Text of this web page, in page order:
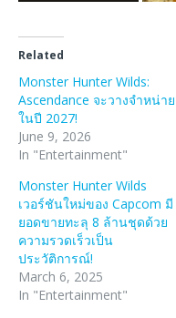
Related
Monster Hunter Wilds:
Ascendance จะวางจำหน่าย
ในปี 2027!
June 9, 2026
In "Entertainment"
Monster Hunter Wilds
เวอร์ชันใหม่ของ Capcom มี
ยอดขายทะลุ 8 ล้านชุดด้วย
ความรวดเร็วเป็น
ประวัติการณ์!
March 6, 2025
In "Entertainment"